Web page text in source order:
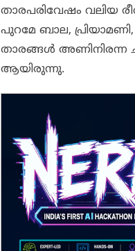
താരപരിവേഷം വലിയ
പുറമേ ബാല,
താരങ്ങൾ അണിനിരന്ന
ആയിരുന്നു.